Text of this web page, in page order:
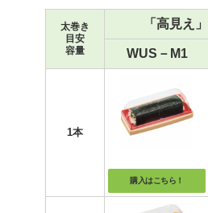
太巻き
目安
容量
「高見え
WUS－M1
1本
購入はこちら！